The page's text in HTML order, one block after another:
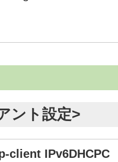
ント設定>
client IPv6DHCPC